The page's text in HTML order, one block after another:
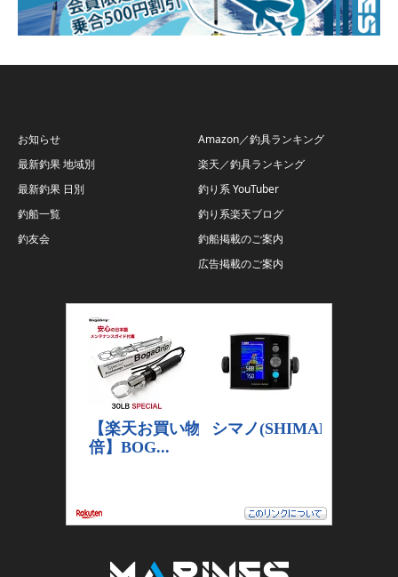
お知らせ
最新釣果 地域別
最新釣果 日別
釣船一覧
釣友会
Amazon／釣具ランキング
楽天／釣具ランキング
釣り系 YouTuber
釣り系楽天ブログ
釣船掲載のご案内
広告掲載のご案内